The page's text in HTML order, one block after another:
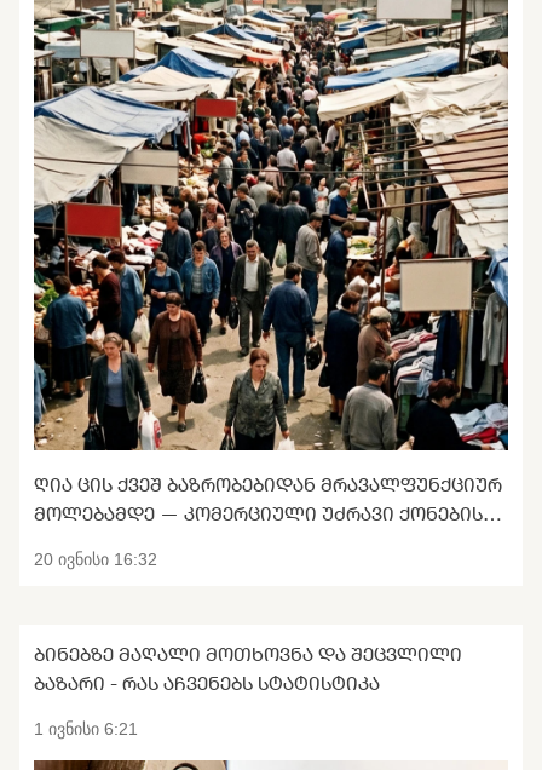
ᲦᲘᲐ ᲪᲘᲡ ᲥᲕᲔᲨ ᲑᲐᲖᲠᲝᲑᲔᲑᲘᲓᲐᲜ ᲛᲠᲐᲕᲐᲚᲤᲣᲜᲥᲪᲘᲣᲠ
ᲛᲝᲚᲔᲑᲐᲛᲓᲔ — ᲙᲝᲛᲔᲠᲪᲘᲣᲚᲘ ᲣᲫᲠᲐᲕᲘ ᲥᲝᲜᲔᲑᲘᲡ
20 ივნისი 16:32
ᲑᲘᲜᲔᲑᲖᲔ ᲛᲐᲦᲐᲚᲘ ᲛᲝᲗᲮᲝᲕᲜᲐ ᲓᲐ ᲨᲔᲪᲕᲚᲘᲚᲘ
ᲑᲐᲖᲐᲠᲘ - ᲠᲐᲡ ᲐᲩᲕᲔᲜᲔᲑᲡ ᲡᲢᲐᲢᲘᲡᲢᲘᲙᲐ
1 ივნისი 6:21